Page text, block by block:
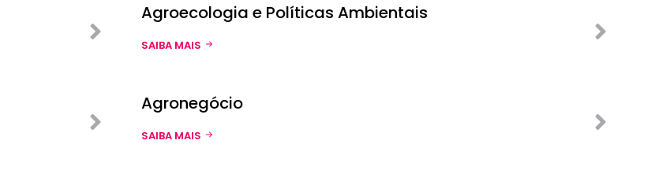
Agroecologia e Políticas Ambientais
SAIBA MAIS
Agronegócio
SAIBA MAIS